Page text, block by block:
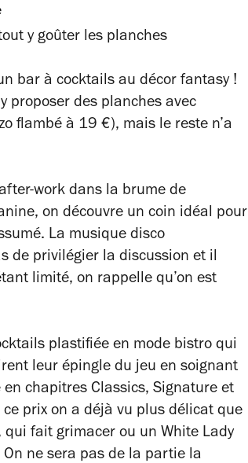
y goûter les planches
bar à cocktails au décor fantasy !
proposer des planches avec
flambé à 19 €), mais le reste n’a
work dans la brume de
on découvre un coin idéal pour
La musique disco
de privilégier la discussion et il
limité, on rappelle qu’on est
plastifiée en mode bistro qui
leur épingle du jeu en soignant
chapitres Classics, Signature et
prix on a déjà vu plus délicat que
qui fait grimacer ou un White Lady
ne sera pas de la partie la